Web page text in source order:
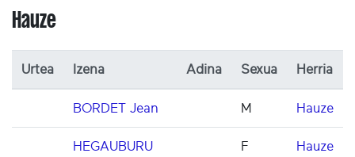
Hauze
Urtea Izena Adina Sexua Herria
BORDET Jean M Hauze
HEGAUBURU
F Hauze